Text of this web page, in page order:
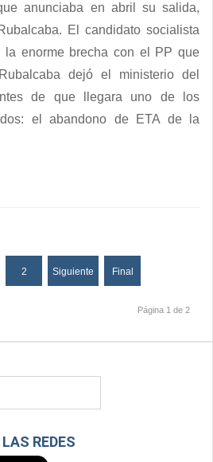
anunciaba en abril su salida,
El candidato socialista
la enorme brecha con el PP que
dejó el ministerio del
de que llegara uno de los
el abandono de ETA de la
2 Siguiente Final
Página 1 de 2
REDES